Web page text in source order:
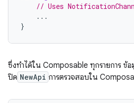
// Uses
...
}
ซึ่งทำได้ใน Composable ทุกรายการ ข้
ปิด NewApi การตรวจสอบใน